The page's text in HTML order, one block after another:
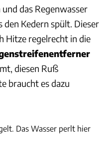
das Regenwasser
den Kedern spült. Dieser
Hitze regelrecht in die
diesen Ruß
braucht es dazu
Das Wasser perlt hier